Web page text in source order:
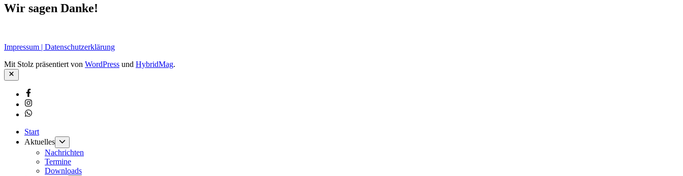
Wir sagen Danke!
Impressum | Datenschutzerklärung
Mit Stolz präsentiert von WordPress und HybridMag.
Schließen
Facebook
Instagram
Whatsapp
Start
Aktuelles
anzeigen
Nachrichten
Termine
Downloads